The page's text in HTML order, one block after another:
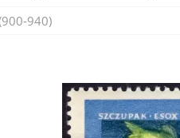
940)